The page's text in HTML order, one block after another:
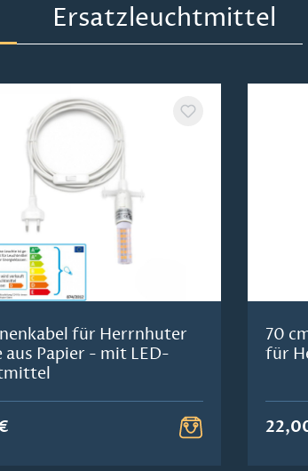
Ersatzleuchtmittel
für Herrnhuter
aus Papier - mit LED-
70
für